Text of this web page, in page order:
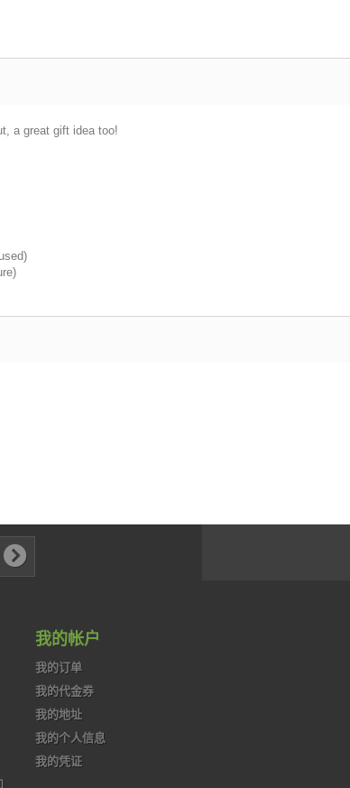
a great gift idea too!
我的帐户
我的订单
我的代金券
我的地址
我的个人信息
我的凭证